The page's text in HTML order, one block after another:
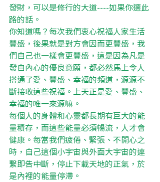
發財，可以是修行的大道----如果你選此
路的話。
你知道嗎？每次我們衷心祝福人家生活
豐盛，後果就是對方會因而更豐盛，我
們自己也一樣會更豐盛，這是因為凡是
發自內心的優良意願，都必然馬上令人
搭通了愛、豐盛、幸福的頻道，源源不
斷接收這些祝福。上天正是愛、豐盛、
幸福的唯一來源嘛。
每個人的身體和心靈都長期有巨大的能
量積存，而這些能量必須暢流，人才會
健康。每當我們疲倦、緊張、不開心之
時，自己這個小宇宙與外面大宇宙的連
繫即告中斷，停止下載天地的正氣，於
是內裡的能量停滯。